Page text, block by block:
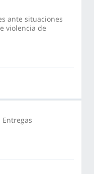
ante situaciones
violencia de